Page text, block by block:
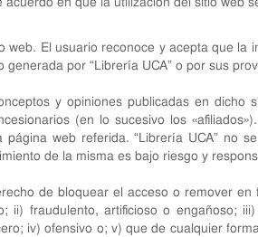
web. El usuario reconoce y acepta que
por “Librería UCA” o por sus
y opiniones publicadas en dicho
(en lo sucesivo los
web referida. “Librería UCA” no
de la misma es bajo riesgo y
de bloquear el acceso o remover
ii) fraudulento, artificioso o engañoso;
iv) ofensivo o; v) que de cualquier